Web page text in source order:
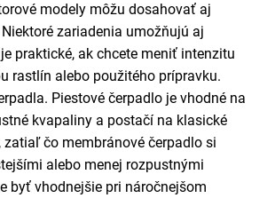
modely môžu dosahovať aj
zariadenia umožňujú aj
praktické, ak chcete meniť intenzitu
rastlín alebo použitého prípravku.
Piestové čerpadlo je vhodné na
kvapaliny a postačí na klasické
zatiaľ čo membránové čerpadlo si
alebo menej rozpustnými
byť vhodnejšie pri náročnejšom